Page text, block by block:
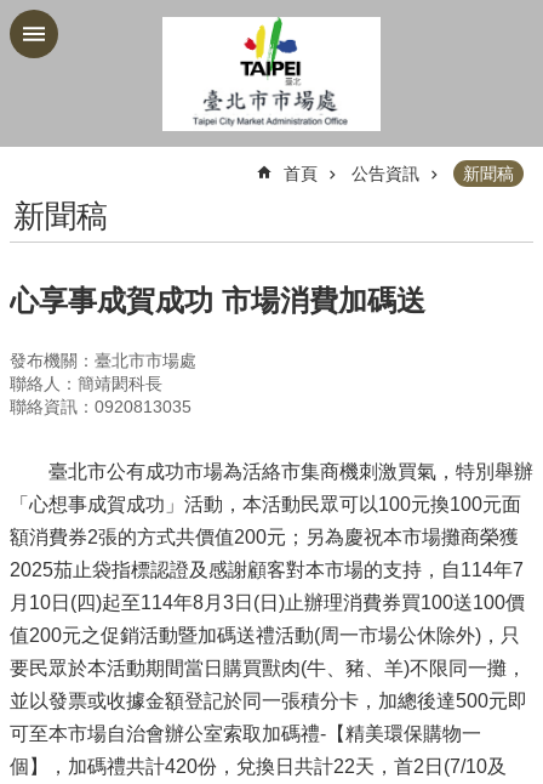
跳到主要內容區塊
首頁 公告資訊 新聞稿
新聞稿
心享事成賀成功 市場消費加碼送
發布機關：臺北市市場處
聯絡人：簡靖閎科長
聯絡資訊：0920813035
臺北市公有成功市場為活絡市集商機刺激買氣，特別舉辦
「心想事成賀成功」活動，本活動民眾可以100元換100元面
額消費券2張的方式共價值200元；另為慶祝本市場攤商榮獲
2025茄止袋指標認證及感謝顧客對本市場的支持，自114年7
月10日(四)起至114年8月3日(日)止辦理消費券買100送100價
值200元之促銷活動暨加碼送禮活動(周一市場公休除外)，只
要民眾於本活動期間當日購買獸肉(牛、豬、羊)不限同一攤，
並以發票或收據金額登記於同一張積分卡，加總後達500元即
可至本市場自治會辦公室索取加碼禮-【精美環保購物一
個】，加碼禮共計420份，兌換日共計22天，首2日(7/10及